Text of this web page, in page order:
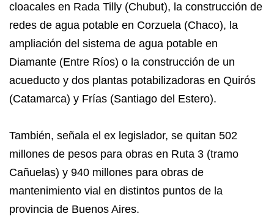
cloacales en Rada Tilly (Chubut), la construcción de
redes de agua potable en Corzuela (Chaco), la
ampliación del sistema de agua potable en
Diamante (Entre Ríos) o la construcción de un
acueducto y dos plantas potabilizadoras en Quirós
(Catamarca) y Frías (Santiago del Estero).
También, señala el ex legislador, se quitan 502
millones de pesos para obras en Ruta 3 (tramo
Cañuelas) y 940 millones para obras de
mantenimiento vial en distintos puntos de la
provincia de Buenos Aires.